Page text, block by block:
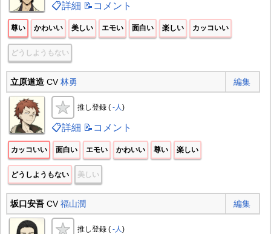
📋詳細 📝コメント
尊い かわいい 美しい エモい 面白い 楽しい カッコいい
どうしようもない
立原道造CV林勇 編集
推し登録 ( -人)
📋詳細 📝コメント
カッコいい 面白い エモい かわいい 尊い 楽しい
どうしようもない 美しい
坂口安吾CV福山潤 編集
推し登録 ( -人)